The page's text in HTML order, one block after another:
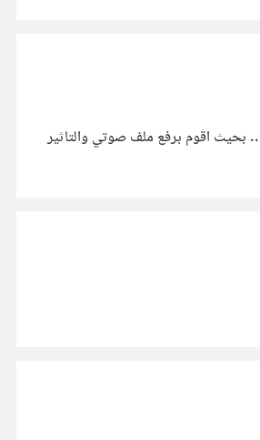
مكتبه لعمل مؤثرات صوتيه علي الاصوات .. بحيث اقوم برفع ملف صوتي والتاثير